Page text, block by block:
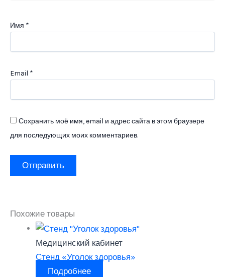
Имя *
Email *
Сохранить моё имя, email и адрес сайта в этом браузере
для последующих моих комментариев.
Похожие товары
Медицинский кабинет
Стенд «Уголок здоровья»
Подробнее